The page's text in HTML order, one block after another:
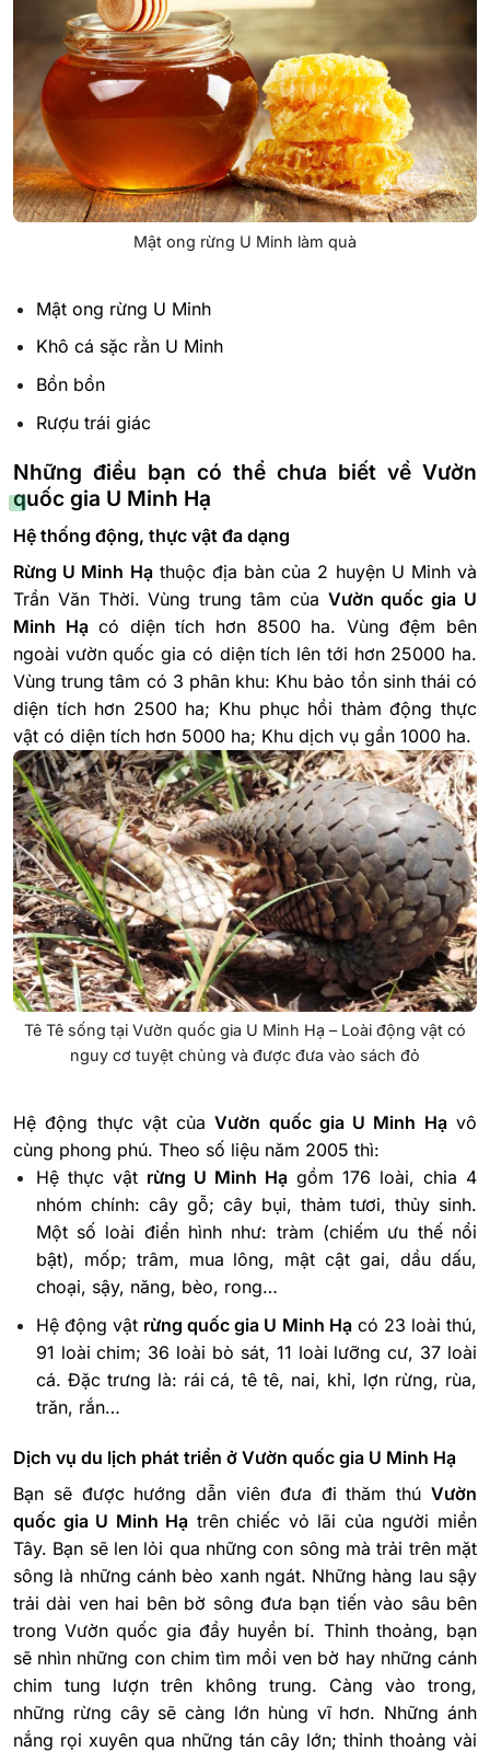
Mật ong rừng U Minh làm quà
Mật ong rừng U Minh
Khô cá sặc rằn U Minh
Bồn bồn
Rượu trái giác
Những điều bạn có thể chưa biết về Vườn
quốc gia U Minh Hạ
Hệ thống động, thực vật đa dạng
Rừng U Minh Hạthuộc địa bàn của 2 huyện U Minh và
Trần Văn Thời. Vùng trung tâm của Vườn quốc gia U
Minh Hạcó diện tích hơn 8500 ha. Vùng đệm bên
ngoài vườn quốc gia có diện tích lên tới hơn 25000 ha.
Vùng trung tâm có 3 phân khu: Khu bảo tồn sinh thái có
diện tích hơn 2500 ha; Khu phục hồi thảm động thực
vật có diện tích hơn 5000 ha; Khu dịch vụ gần 1000 ha.
Tê Tê sống tại Vườn quốc gia U Minh Hạ – Loài động vật có
nguy cơ tuyệt chủng và được đưa vào sách đỏ
Hệ động thực vật củaVườn quốc gia U Minh Hạvô
cùng phong phú. Theo số liệu năm 2005 thì:
Hệ thực vật rừng U Minh Hạgồm 176 loài, chia 4
nhóm chính: cây gỗ; cây bụi, thảm tươi, thủy sinh.
Một số loài điển hình như: tràm (chiếm ưu thế nổi
bật), mốp; trâm, mua lông, mật cật gai, dầu dấu,
choại, sậy, năng, bèo, rong…
Hệ động vật rừng quốc gia U Minh Hạcó 23 loài thú,
91 loài chim; 36 loài bò sát, 11 loài lưỡng cư, 37 loài
cá. Đặc trưng là: rái cá, tê tê, nai, khỉ, lợn rừng, rùa,
trăn, rắn…
Dịch vụ du lịch phát triển ở Vườn quốc gia U Minh Hạ
Bạn sẽ được hướng dẫn viên đưa đi thăm thú Vườn
quốc gia U Minh Hạ trên chiếc vỏ lãi của người miền
Tây. Bạn sẽ len lỏi qua những con sông mà trải trên mặt
sông là những cánh bèo xanh ngát. Những hàng lau sậy
trải dài ven hai bên bờ sông đưa bạn tiến vào sâu bên
trong Vườn quốc gia đầy huyền bí. Thỉnh thoảng, bạn
sẽ nhìn những con chim tìm mồi ven bờ hay những cánh
chim tung lượn trên không trung. Càng vào trong,
những rừng cây sẽ càng lớn hùng vĩ hơn. Những ánh
nắng rọi xuyên qua những tán cây lớn; thỉnh thoảng vài